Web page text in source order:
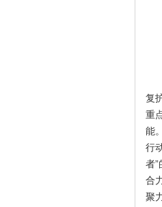
复
重
能
行
者
合
聚